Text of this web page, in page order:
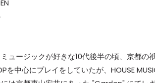
ュージックが好きな10代後半の頃、京都
を中心にプレイをしていたが、HOUSE